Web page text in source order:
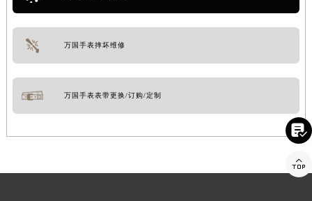
万国手表摔坏维修
万国手表表带更换/订购/定制

